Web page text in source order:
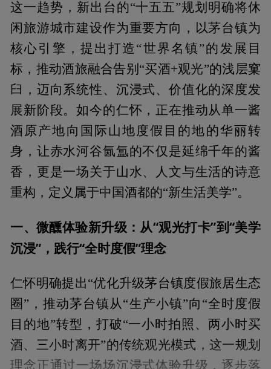
这一趋势，新出台的“十五五”规划明确将休
闲旅游城市建设作为重要方向，以茅台镇为
核心引擎，提出打造“世界名镇”的发展目
标，推动酒旅融合告别“买酒+观光”的浅层窠
臼，迈向系统性、沉浸式、价值化的深度发
展新阶段。如今的仁怀，正在推动从单一酱
酒原产地向国际山地度假目的地的华丽转
身，让赤水河谷氤氲的不仅是延绵千年的酱
香，更是一场关于山水、人文与生活的诗意
重构，定义属于中国酒都的“新生活美学”。
一、微醺体验新升级：从“观光打卡”到“美学
沉浸”，践行“全时度假”理念
仁怀明确提出“优化升级茅台镇度假旅居生态
圈”，推动茅台镇从“生产小镇”向“全时度假
目的地”转型，打破“一小时拍照、两小时买
酒、三小时离开”的传统观光模式，这一规划
理念正通过一场场沉浸式体验升级，逐步落